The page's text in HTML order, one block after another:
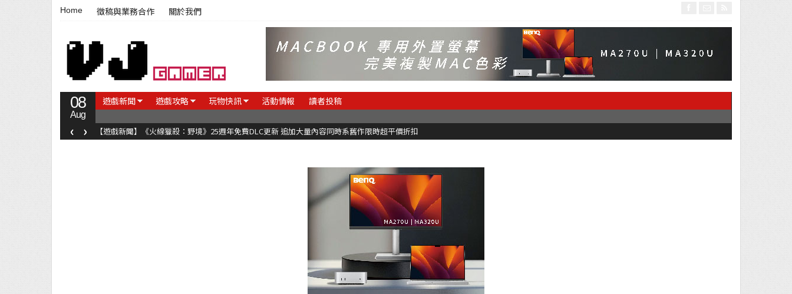
Home 徵稿與業務合作 關於我們
08
Aug
遊戲新聞 遊戲攻略 玩物快訊 活動情報 讀者投稿
【遊戲新聞】《火線獵殺：野境》25週年免費DLC更新 追加大量內容同時系舊作限時超平價折扣
‹ ›